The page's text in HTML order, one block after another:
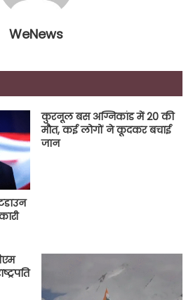
WeNews
कुरनूल बस अग्निकांड में 20 की
मौत, कई लोगों ने कूदकर बचाई
जान